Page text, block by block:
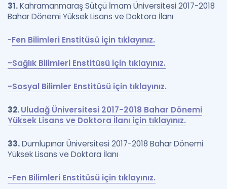
31.Kahramanmaraş Sütçü İmam Üniversitesi 2017-2018
Bahar Dönemi Yüksek Lisans ve Doktora İlanı
-Fen Bilimleri Enstitüsü için tıklayınız.
-Sağlık Bilimleri Enstitüsü için tıklayınız.
-Sosyal Bilimler Enstitüsü için tıklayınız.
32.Uludağ Üniversitesi 2017-2018 Bahar Dönemi
Yüksek Lisans ve Doktora İlanı için tıklayınız.
33.Dumlupınar Üniversitesi 2017-2018 Bahar Dönemi
Yüksek Lisans ve Doktora İlanı
-Fen Bilimleri Enstitüsü için tıklayınız.